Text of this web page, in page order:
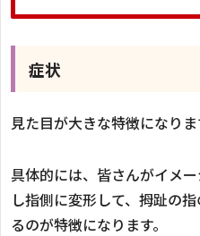
症状
見た目が大きな特徴になりま
具体的には、皆さんがイメ
し指側に変形して、拇趾の
るのが特徴になります。